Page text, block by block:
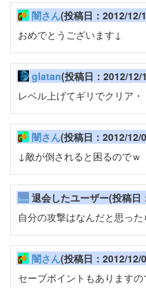
闇さん(投稿日：2012/12/
おめでとうございます↓
glatan(投稿日：2012/12/
レベル上げてギリでクリア
闇さん(投稿日：2012/12/
↓敵が倒されると困るのでｗ
退会したユーザー(投稿
自分の攻撃はなんだと思っ
闇さん(投稿日：2012/12/
セーブポイントもあります